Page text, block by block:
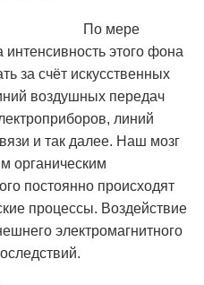
По мере
интенсивность этого фона
за счёт искусственных
воздушных передач
линий
и так далее. Наш мозг
органическим
постоянно происходят
процессы. Воздействие
электромагнитного